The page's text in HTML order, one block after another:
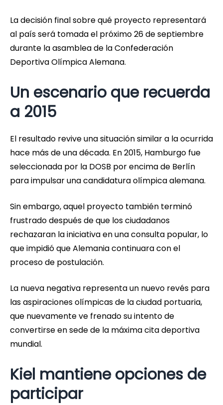
La decisión final sobre qué proyecto representará
al país será tomada el próximo 26 de septiembre
durante la asamblea de la Confederación
Deportiva Olímpica Alemana.
Un escenario que recuerda
a 2015
El resultado revive una situación similar a la ocurrida
hace más de una década. En 2015, Hamburgo fue
seleccionada por la DOSB por encima de Berlín
para impulsar una candidatura olímpica alemana.
Sin embargo, aquel proyecto también terminó
frustrado después de que los ciudadanos
rechazaran la iniciativa en una consulta popular, lo
que impidió que Alemania continuara con el
proceso de postulación.
La nueva negativa representa un nuevo revés para
las aspiraciones olímpicas de la ciudad portuaria,
que nuevamente ve frenado su intento de
convertirse en sede de la máxima cita deportiva
mundial.
Kiel mantiene opciones de
participar